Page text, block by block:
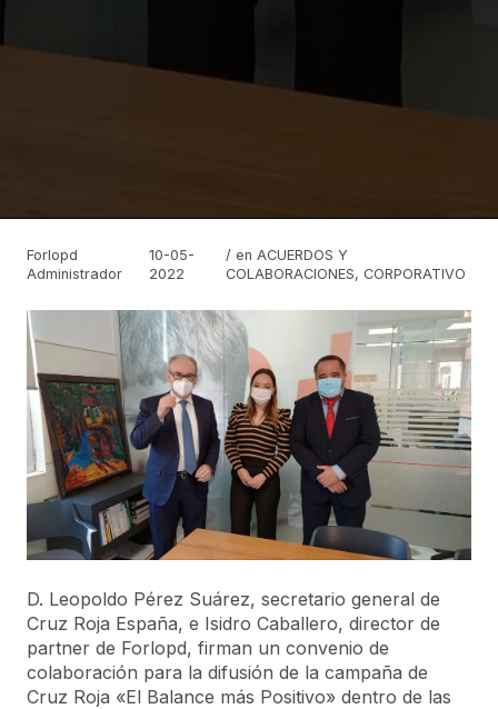
Forlopd
Administrador
10-05-
2022
/ en ACUERDOS Y
COLABORACIONES, CORPORATIVO
D. Leopoldo Pérez Suárez, secretario general de
Cruz Roja España, e Isidro Caballero, director de
partner de Forlopd, firman un convenio de
colaboración para la difusión de la campaña de
Cruz Roja «El Balance más Positivo» dentro de las